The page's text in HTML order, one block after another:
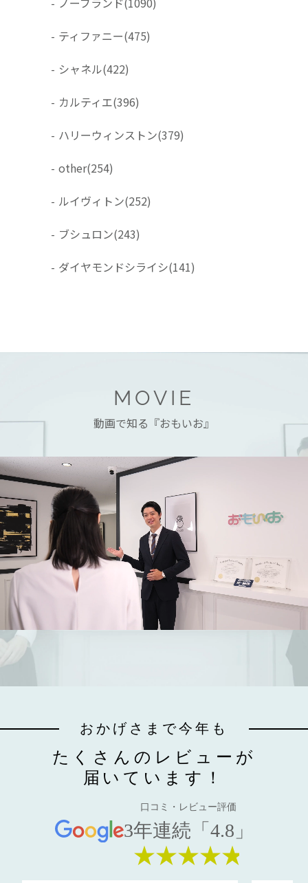
- ティファニー(475)
- シャネル(422)
- カルティエ(396)
- ハリーウィンストン(379)
- other(254)
- ルイヴィトン(252)
- ブシュロン(243)
- ダイヤモンドシライシ(141)
MOVIE
動画で知る『おもいお』
おかげさまで今年も
たくさんのレビューが
届いています！
口コミ・レビュー評価
3年連続「4.8」
★★★★★